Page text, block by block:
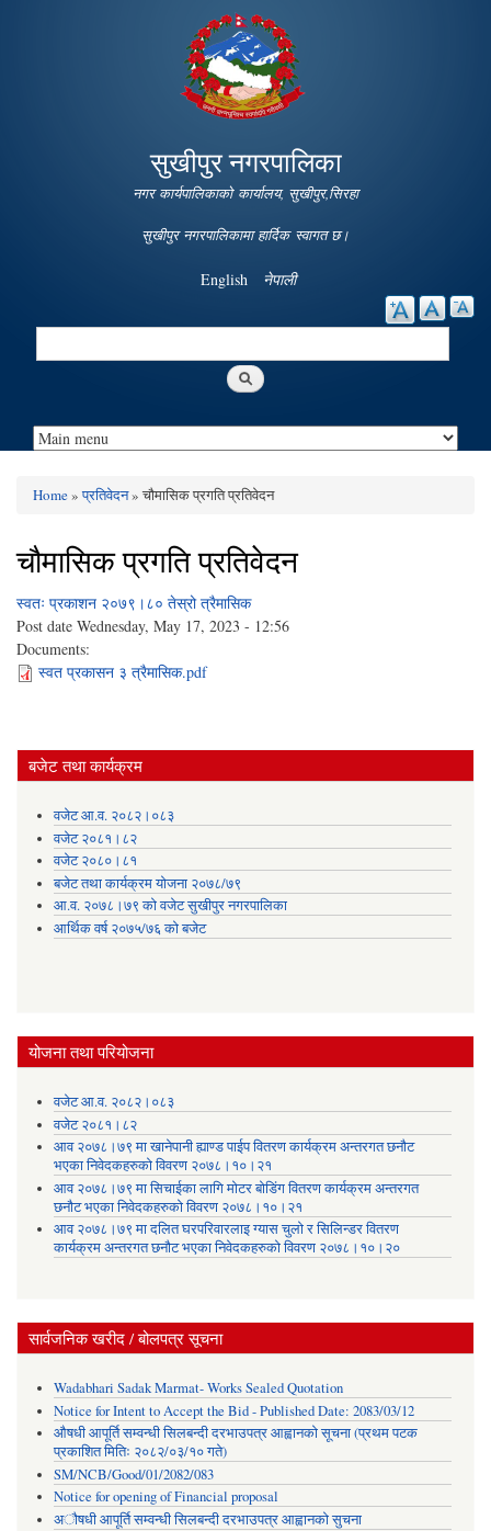
main
content
सुखीपुर नगरपालिका
नगर कार्यपालिकाको कार्यालय, सुखीपुर,सिरहा
सुखीपुर नगरपालिकामा हार्दिक स्वागत छ।
English नेपाली
Search
You are here
Home»प्रतिवेदन» चौमासिक प्रगति प्रतिवेदन
चौमासिक प्रगति प्रतिवेदन
स्वतः प्रकाशन २०७९।८० तेस्रो त्रैमासिक
Post date Wednesday, May 17, 2023 - 12:56
Documents:
स्वत प्रकासन ३ त्रैमासिक.pdf
बजेट तथा कार्यक्रम
वजेट आ.व. २०८२।०८३
वजेट २०८१।८२
वजेट २०८०।८१
बजेट तथा कार्यक्रम योजना २०७८/७९
आ.व. २०७८।७९ को वजेट सुखीपुर नगरपालिका
आर्थिक वर्ष २०७५/७६ को बजेट
योजना तथा परियोजना
वजेट आ.व. २०८२।०८३
वजेट २०८१।८२
आव २०७८।७९ मा खानेपानी ह्याण्ड पाईप वितरण कार्यक्रम अन्तरगत छनौट
भएका निवेदकहरुको विवरण २०७८।१०।२१
आव २०७८।७९ मा सिचाईका लागि मोटर बोडिंग वितरण कार्यक्रम अन्तरगत
छनौट भएका निवेदकहरुको विवरण २०७८।१०।२१
आव २०७८।७९ मा दलित घरपरिवारलाइ ग्यास चुलो र सिलिन्डर वितरण
कार्यक्रम अन्तरगत छनौट भएका निवेदकहरुको विवरण २०७८।१०।२०
सार्वजनिक खरीद / बोलपत्र सूचना
Wadabhari Sadak Marmat- Works Sealed Quotation
Notice for Intent to Accept the Bid - Published Date: 2083/03/12
औषधी आपूर्ति सम्वन्धी सिलबन्दी दरभाउपत्र आह्वानको सूचना (प्रथम पटक
प्रकाशित मितिः २०८२/०३/१० गते)
SM/NCB/Good/01/2082/083
Notice for opening of Financial proposal
अौषधी आपूर्ति सम्वन्धी सिलबन्दी दरभाउपत्र आह्वानको सुचना